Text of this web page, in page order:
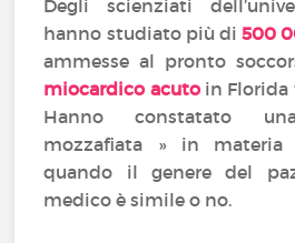
Degli scienziati
hanno studiato più di 500
ammesse al pronto
miocardico acutoin Florida
Hanno constatato
mozzafiata » in materia
quando il genere del
medico è simile o no.